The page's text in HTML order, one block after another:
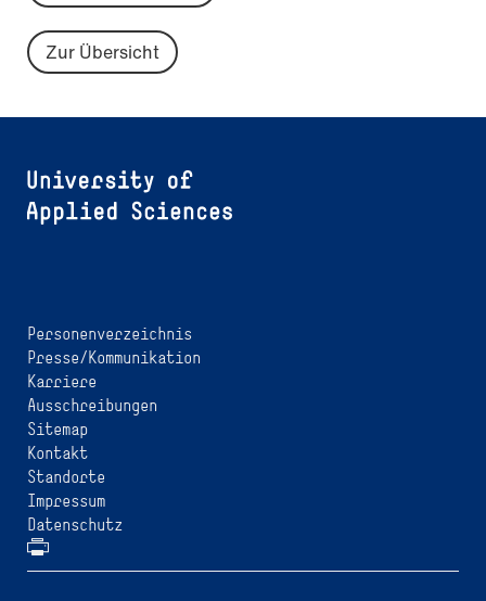
Zur Übersicht
Personenverzeichnis
Presse/Kommunikation
Karriere
Ausschreibungen
Sitemap
Kontakt
Standorte
Impressum
Datenschutz